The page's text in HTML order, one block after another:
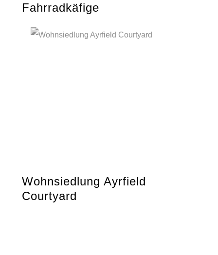
Fahrradkäfige
Wohnsiedlung Ayrfield
Courtyard